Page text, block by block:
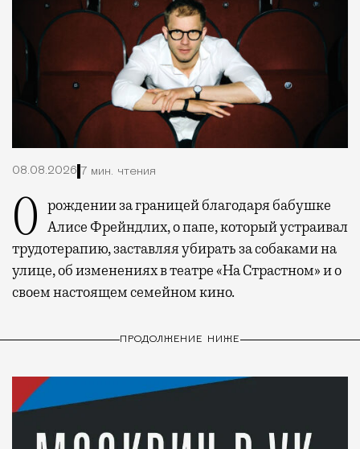
08.08.2026 7 мин. чтения
О рождении за границей благодаря бабушке Алисе Фрейндлих, о папе, который устраивал
трудотерапию, заставляя убирать за собаками на
улице, об изменениях в театре «На Страстном» и о
своем настоящем семейном кино.
ПРОДОЛЖЕНИЕ НИЖЕ